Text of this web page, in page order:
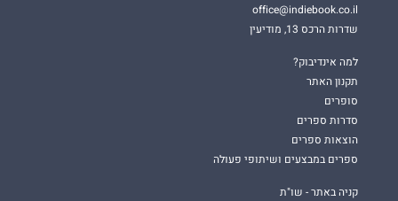
office@indiebook.co.il
שדרות הרכס 13, מודיעין
למה אינדיבוק?
תקנון האתר
סופרים
סדרות ספרים
הוצאות ספרים
ספרים במבצעים ושיתופי פעולה
קניה באתר - שו"ת